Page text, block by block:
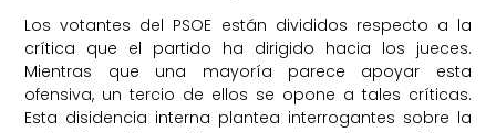
Los votantes del PSOE están divididos respecto a la
crítica que el partido ha dirigido hacia los jueces.
Mientras que una mayoría parece apoyar esta
ofensiva, un tercio de ellos se opone a tales críticas.
Esta disidencia interna plantea interrogantes sobre la